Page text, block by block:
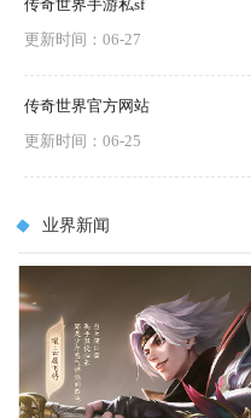
传奇世界手游私sf
更新时间：06-27
传奇世界官方网站
更新时间：06-25
业界新闻